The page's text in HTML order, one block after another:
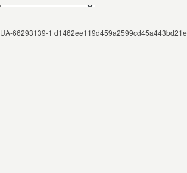
UA-66293139-1 d1462ee119d459a2599cd45a443bd21e